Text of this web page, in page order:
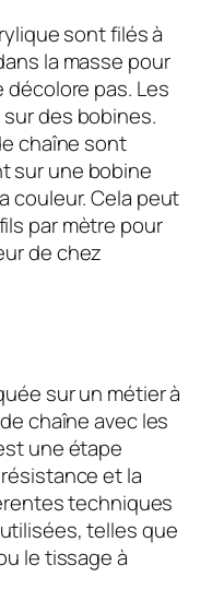
sont filés à
la masse pour
décolore pas. Les
des bobines.
chaîne sont
sur une bobine
couleur. Cela peut
par mètre pour
de chez
sur un métier à
chaîne avec les
une étape
et la
techniques
telles que
le tissage à